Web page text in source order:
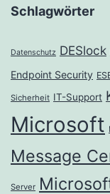
Schlagwörter
Datenschutz DESlock
Endpoint Security
Sicherheit IT-Support
Microsoft
Message
Server